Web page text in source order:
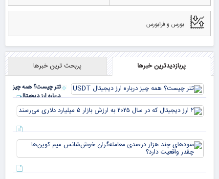
بورس و فرابورس
پربازدیدترین خبرها پربحث ترین خبرها
تتر چیست؟ همه چیز
درباره ارز دیجیتال
USDT